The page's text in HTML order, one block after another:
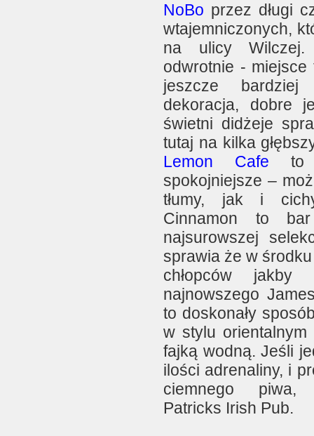
NoBo przez długi
wtajemniczonych,
na ulicy Wilczej.
odwrotnie -
jeszcze bardziej
dekoracja, dobre
świetni didżeje
tutaj na kilka
Lemon Cafe to
spokojniejsze –
tłumy, jak i
Cinnamon to
najsurowszej
sprawia że w
chłopców
najnowszego
to doskonały
w stylu
fajką wodną. Jeśli
ilości adrenaliny, i
ciemnego piwa,
Patricks Irish Pub.